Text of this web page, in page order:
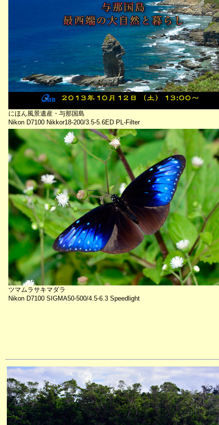
にほん風景遺産・与那国島
Nikon D7100 Nikkor18-200/3.5-5.6ED PL-Filter
ツマムラサキマダラ
Nikon D7100 SIGMA50-500/4.5-6.3 Speedlight